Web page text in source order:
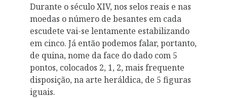
Durante o século XIV, nos selos reais e nas
moedas o número de besantes em cada
escudete vai-se lentamente estabilizando
em cinco. Já então podemos falar, portanto,
de quina, nome da face do dado com 5
pontos, colocados 2, 1, 2, mais frequente
disposição, na arte heráldica, de 5 figuras
iguais.